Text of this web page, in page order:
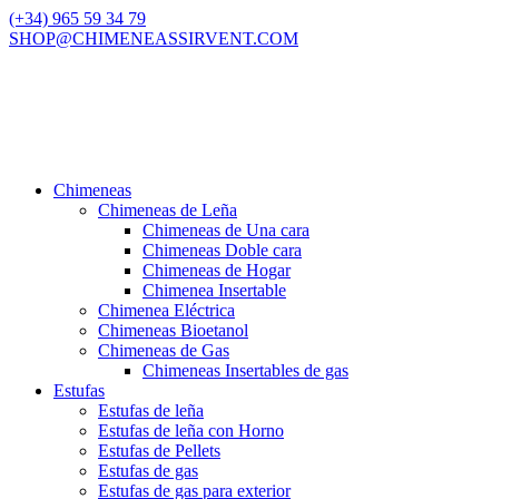
(+34) 965 59 34 79
SHOP@CHIMENEASSIRVENT.COM
Chimeneas
Chimeneas de Leña
Chimeneas de Una cara
Chimeneas Doble cara
Chimeneas de Hogar
Chimenea Insertable
Chimenea Eléctrica
Chimeneas Bioetanol
Chimeneas de Gas
Chimeneas Insertables de gas
Estufas
Estufas de leña
Estufas de leña con Horno
Estufas de Pellets
Estufas de gas
Estufas de gas para exterior